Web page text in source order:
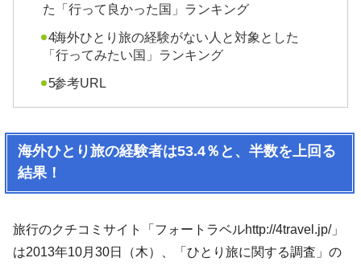
た「行って良かった国」ランキング
海外ひとり旅の経験がない人と対象とした
「行ってみたい国」ランキング
参考URL
海外ひとり旅の経験者は53.4％と、半数を上回る
結果！
旅行のクチコミサイト「フォートラベルhttp://4travel.jp/」
は2013年10月30日（木）、「ひとり旅に関する調査」の